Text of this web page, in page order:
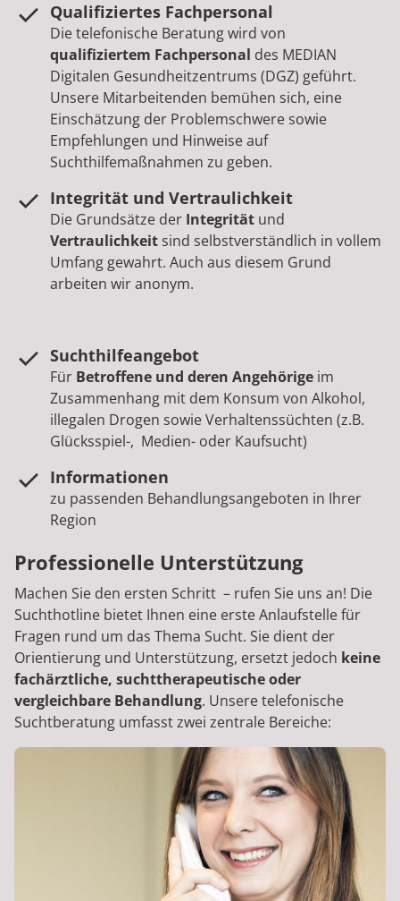
Qualifiziertes Fachpersonal
Die telefonische Beratung wird von
qualifiziertem Fachpersonal des MEDIAN
Digitalen Gesundheitzentrums (DGZ) geführt.
Unsere Mitarbeitenden bemühen sich, eine
Einschätzung der Problemschwere sowie
Empfehlungen und Hinweise auf
Suchthilfemaßnahmen zu geben.
Integrität und Vertraulichkeit
Die Grundsätze der Integrität und
Vertraulichkeitsind selbstverständlich in vollem
Umfang gewahrt. Auch aus diesem Grund
arbeiten wir anonym.
Suchthilfeangebot
Für Betroffene und deren Angehörige im
Zusammenhang mit dem Konsum von Alkohol,
illegalen Drogen sowie Verhaltenssüchten (z.B.
Glücksspiel-, Medien- oder Kaufsucht)
Informationen
zu passenden Behandlungsangeboten in Ihrer
Region
Professionelle Unterstützung
Machen Sie den ersten Schritt – rufen Sie uns an! Die
Suchthotline bietet Ihnen eine erste Anlaufstelle für
Fragen rund um das Thema Sucht. Sie dient der
Orientierung und Unterstützung, ersetzt jedoch keine
fachärztliche, suchttherapeutische oder
vergleichbare Behandlung. Unsere telefonische
Suchtberatung umfasst zwei zentrale Bereiche: